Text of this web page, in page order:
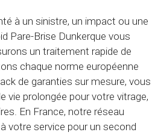
à un sinistre, un impact ou une
Pare-Brise Dunkerque vous
un traitement rapide de
chaque norme européenne
de garanties sur mesure, vous
vie prolongée pour votre vitrage,
En France, notre réseau
votre service pour un second